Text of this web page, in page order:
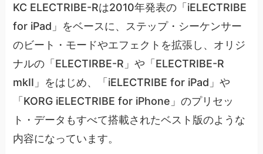
KC ELECTRIBE-Rは2010年発表の「iELECTRIBE
for iPad」をベースに、ステップ・シーケンサー
のビート・モードやエフェクトを拡張し、オリジ
ナルの「ELECTIRBE-R」や「ELECTRIBE-R
mkII」をはじめ、「iELECTRIBE for iPad」や
「KORG iELECTRIBE for iPhone」のプリセッ
ト・データもすべて搭載されたベスト版のような
内容になっています。